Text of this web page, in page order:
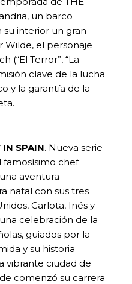
un barco
interior un gran
Wilde, el personaje
(“El Terror”, “La
clave de la lucha
y la garantía de la
IN SPAIN. Nueva serie
famosísimo chef
aventura
natal con sus tres
Carlota, Inés y
celebración de la
guiados por la
y su historia
vibrante ciudad de
comenzó su carrera